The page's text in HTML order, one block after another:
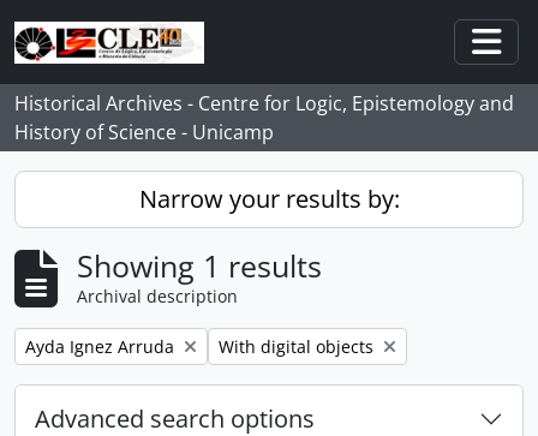
Skip to main content
Historical Archives - Centre for Logic, Epistemology and
History of Science - Unicamp
Narrow your results by:
Showing 1 results
Archival description
Remove filter:
Ayda Ignez Arruda Remove filter:
With digital objects
Advanced search options